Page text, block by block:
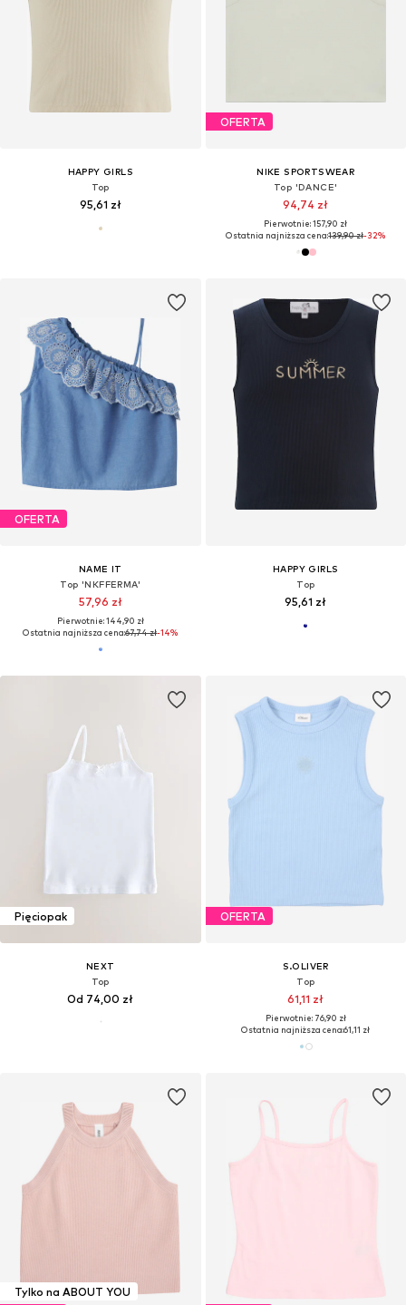
HAPPY GIRLS
Top
95,61 zł
OFERTA
NIKE SPORTSWEAR
Top 'DANCE'
94,74 zł
Pierwotnie: 157,90 zł
Ostatnia najniższa cena:139,90 zł-32%
OFERTA
NAME IT
Top 'NKFFERMA'
57,96 zł
Pierwotnie: 144,90 zł
Ostatnia najniższa cena:67,74 zł-14%
HAPPY GIRLS
Top
95,61 zł
Pięciopak
NEXT
Top
Od 74,00 zł
OFERTA
S.OLIVER
Top
61,11 zł
Pierwotnie: 76,90 zł
Ostatnia najniższa cena:61,11 zł
Tylko na ABOUT YOU